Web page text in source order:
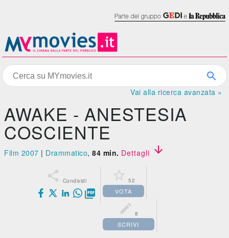
Vai alla ricerca avanzata »
AWAKE - ANESTESIA
COSCIENTE
Film 2007 | Drammatico,84 min. Dettagli 
 Condividi

 52
VOTA
 8
SCRIVI